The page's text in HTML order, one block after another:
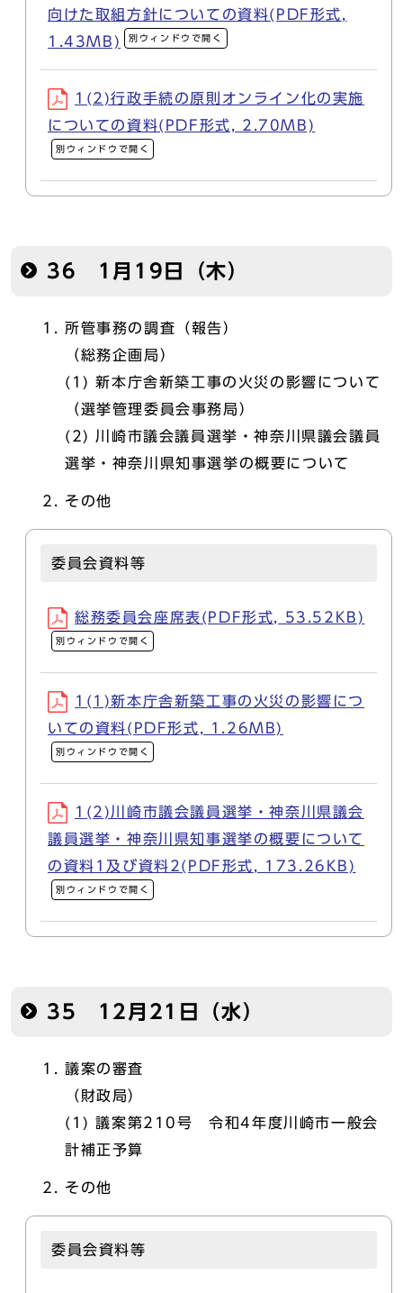
向けた取組方針についての資料(PDF形式,
1.43MB)
別ウィンドウで開く
1(2)行政手続の原則オンライン化の実施
についての資料(PDF形式, 2.70MB)
別ウィンドウで開く
36 1月19日（木）
所管事務の調査（報告）
（総務企画局）
(1) 新本庁舎新築工事の火災の影響について
（選挙管理委員会事務局）
(2) 川崎市議会議員選挙・神奈川県議会議員
選挙・神奈川県知事選挙の概要について
その他
委員会資料等
総務委員会座席表(PDF形式, 53.52KB)
別ウィンドウで開く
1(1)新本庁舎新築工事の火災の影響につ
いての資料(PDF形式, 1.26MB)
別ウィンドウで開く
1(2)川崎市議会議員選挙・神奈川県議会
議員選挙・神奈川県知事選挙の概要について
の資料1及び資料2(PDF形式, 173.26KB)
別ウィンドウで開く
35 12月21日（水）
議案の審査
（財政局）
(1) 議案第210号 令和4年度川崎市一般会
計補正予算
その他
委員会資料等